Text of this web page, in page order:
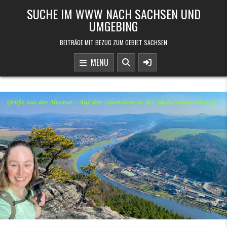
SUCHE IM WWW NACH SACHSEN UND
UMGEBING
BEITRÄGE MIT BEZUG ZUM GEBIET SACHSEN
MENU